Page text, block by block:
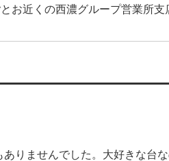
お近くの西濃グループ営業所
りませんでした。大好きな台